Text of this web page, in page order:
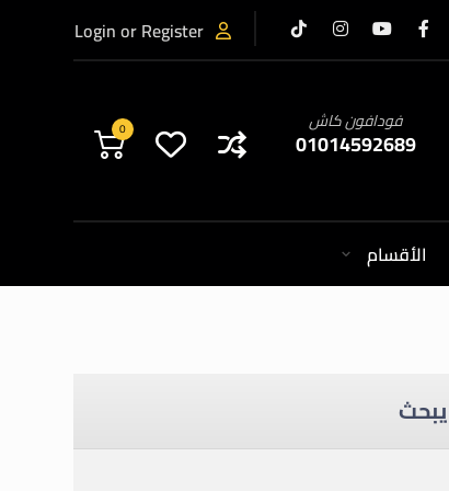
Login or Register
0 فودافون كاش
01014592689
الأقسام
يبحث